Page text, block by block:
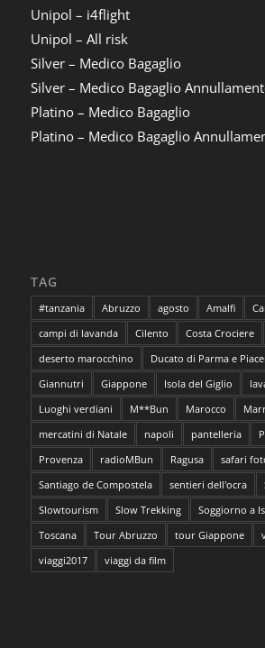
Unipol – i4flight
Unipol – All risk
Silver – Medico Bagaglio
Silver – Medico Bagaglio
Platino – Medico Bagaglio
Platino – Medico Bagaglio
TAG
#tanzania Abruzzo agosto Amalfi
campi di lavanda
Cilento Costa Crociere
deserto marocchino
Ducato di Parma e
Giannutri
Giappone Isola del Giglio
Luoghi verdiani
M**Bun Marocco
mercatini di Natale
napoli pantelleria
Provenza
radioMBun Ragusa safari
Santiago de Compostela
sentieri dell'ocra
Slowtourism
Slow Trekking Soggiorno a
Toscana
Tour Abruzzo tour Giappone
viaggi2017
viaggi da film